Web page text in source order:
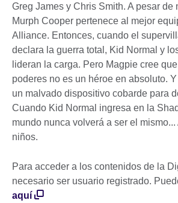
Greg James y Chris Smith. A pesar de
Murph Cooper pertenece al mejor
Alliance. Entonces, cuando el
declara la guerra total, Kid Normal y
lideran la carga. Pero Magpie cree
poderes no es un héroe en absoluto.
un malvado dispositivo cobarde para
Cuando Kid Normal ingresa en la
mundo nunca volverá a ser el
niños.
Para acceder a los contenidos de la
necesario ser usuario registrado.
aquí